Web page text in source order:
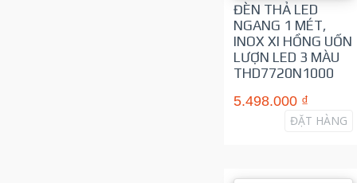
ĐÈN THẢ LED
NGANG 1 MÉT,
INOX XI HỒNG UỐN
LƯỢN LED 3 MÀU
THD7720N1000
5.498.000 ₫
ĐẶT HÀNG